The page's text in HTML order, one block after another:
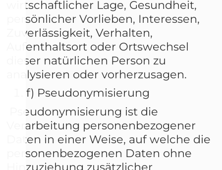
wirtschaftlicher Lage, Gesundheit,
persönlicher Vorlieben, Interessen,
Zuverlässigkeit, Verhalten,
Aufenthaltsort oder Ortswechsel
dieser natürlichen Person zu
analysieren oder vorherzusagen.
f) Pseudonymisierung
Pseudonymisierung ist die
Verarbeitung personenbezogener
Daten in einer Weise, auf welche die
personenbezogenen Daten ohne
Hinzuziehung zusätzlicher